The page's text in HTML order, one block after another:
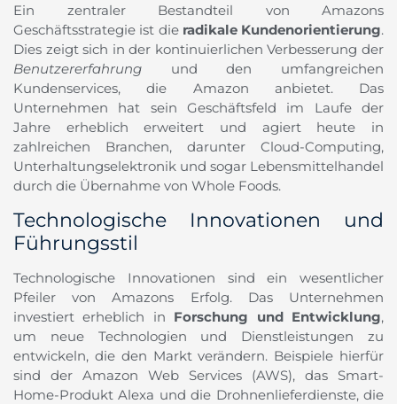
Ein zentraler Bestandteil von Amazons
Geschäftsstrategie ist die radikale Kundenorientierung.
Dies zeigt sich in der kontinuierlichen Verbesserung der
Benutzererfahrung und den umfangreichen
Kundenservices, die Amazon anbietet. Das
Unternehmen hat sein Geschäftsfeld im Laufe der
Jahre erheblich erweitert und agiert heute in
zahlreichen Branchen, darunter Cloud-Computing,
Unterhaltungselektronik und sogar Lebensmittelhandel
durch die Übernahme von Whole Foods.
Technologische Innovationen und
Führungsstil
Technologische Innovationen sind ein wesentlicher
Pfeiler von Amazons Erfolg. Das Unternehmen
investiert erheblich in Forschung und Entwicklung,
um neue Technologien und Dienstleistungen zu
entwickeln, die den Markt verändern. Beispiele hierfür
sind der Amazon Web Services (AWS), das Smart-
Home-Produkt Alexa und die Drohnenlieferdienste, die